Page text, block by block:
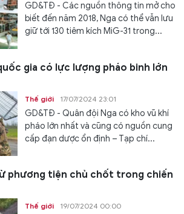
GD&TĐ - Các nguồn thông tin mở cho
biết đến năm 2018, Nga có thể vẫn lưu
giữ tới 130 tiêm kích MiG-31 trong...
gia có lực lượng pháo binh lớn
Thế giới 17/07/2024 23:01
GD&TĐ - Quân đội Nga có kho vũ khí
pháo lớn nhất và cũng có nguồn cung
cấp đạn dược ổn định – Tạp chí...
phương tiện chủ chốt trong chiến
Thế giới 19/07/2024 00:00